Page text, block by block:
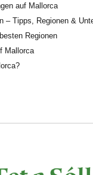
auf Mallorca
– Tipps, Regionen &
Regionen
Mallorca